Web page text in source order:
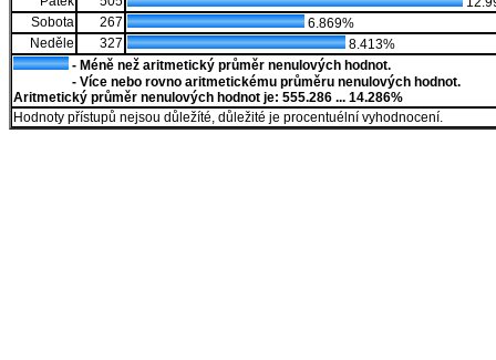
Sobota
267
6.869%
Neděle
327
8.413%
- Méně než aritmetický průměr nenulových hodnot.
- Více nebo rovno aritmetickému průměru nenulových hodnot.
Aritmetický průměr nenulových hodnot je: 555.286 ... 14.286%
Hodnoty přístupů nejsou důležíté, důležité je procentuélní vyhodnocení.